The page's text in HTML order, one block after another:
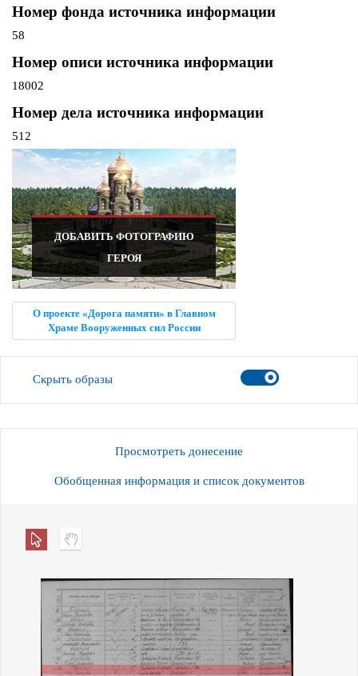
Номер фонда источника информации
58
Номер описи источника информации
18002
Номер дела источника информации
512
ДОБАВИТЬ ФОТОГРАФИЮ
ГЕРОЯ
О проекте «Дорога памяти» в Главном
Храме Вооруженных сил России
Скрыть образы
Просмотреть донесение
Обобщенная информация и список документов